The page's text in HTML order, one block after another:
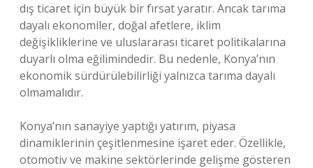
dış ticaret için büyük bir fırsat yaratır. Ancak tarıma
dayalı ekonomiler, doğal afetlere, iklim
değişikliklerine ve uluslararası ticaret politikalarına
duyarlı olma eğilimindedir. Bu nedenle, Konya’nın
ekonomik sürdürülebilirliği yalnızca tarıma dayalı
olmamalıdır.
Konya’nın sanayiye yaptığı yatırım, piyasa
dinamiklerinin çeşitlenmesine işaret eder. Özellikle,
otomotiv ve makine sektörlerinde gelişme gösteren